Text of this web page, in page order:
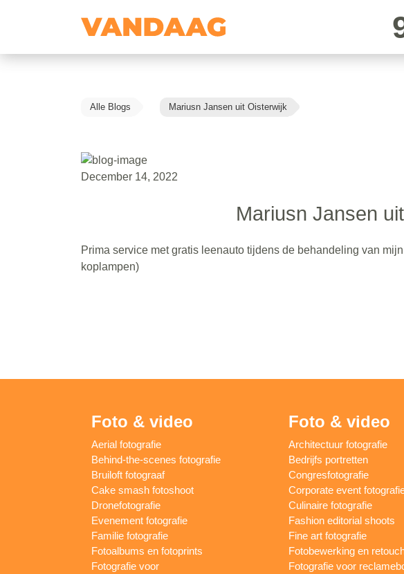
Alle Blogs Mariusn Jansen uit Oisterwijk
December 14, 2022
Mariusn Jansen
Prima service met gratis leenauto tijdens de behandeling van
koplampen)
Foto & video
Aerial fotografie
Behind-the-scenes fotografie
Bruiloft fotograaf
Cake smash fotoshoot
Dronefotografie
Evenement fotografie
Familie fotografie
Fotoalbums en fotoprints
Fotografie voor
Foto & video
Architectuur fotografie
Bedrijfs portretten
Congresfotografie
Corporate event
Culinaire fotografie
Fashion editorial shoots
Fine art fotografie
Fotobewerking en
Fotografie voor